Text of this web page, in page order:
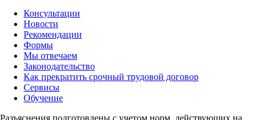
Консультации
Новости
Рекомендации
Формы
Мы отвечаем
Законодательство
Как прекратить срочный трудовой договор
Сервисы
Обучение
Разъяснения подготовлены с учетом норм, действующих на